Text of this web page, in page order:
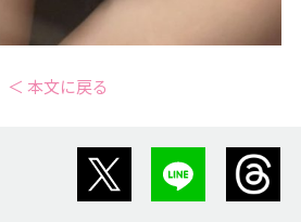
＜ 本文に戻る